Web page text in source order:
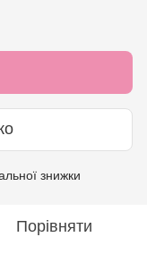
знижки
Порівняти